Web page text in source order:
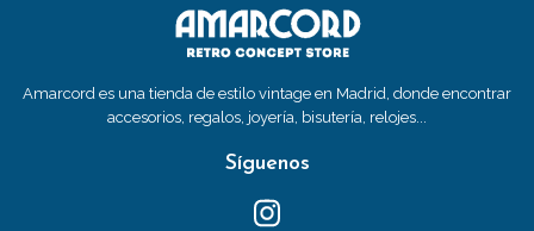
Amarcord es una tienda de estilo vintage en Madrid, donde encontrar
accesorios, regalos, joyería, bisutería, relojes...
Síguenos